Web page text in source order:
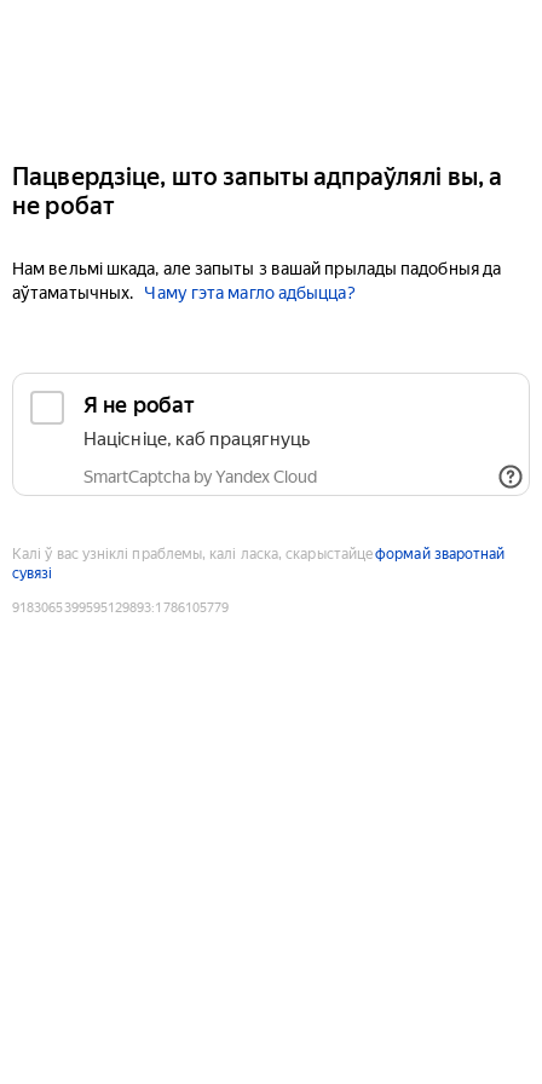
Пацвердзіце, што запыты адпраўлялі вы, а
не робат
Нам вельмі шкада, але запыты з вашай прылады падобныя да
аўтаматычных.
Чаму гэта магло адбыцца?
Я не робат
Націсніце, каб працягнуць
SmartCaptcha by Yandex Cloud
Калі ў вас узніклі праблемы, калі ласка, скарыстайцеформай зваротнай
сувязі
9183065399595129893:1786105779